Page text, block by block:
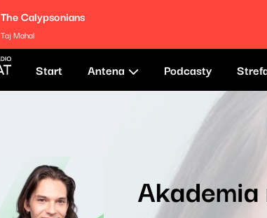
The Calypsonians
Taj Mahal
Start Antena Podcasty